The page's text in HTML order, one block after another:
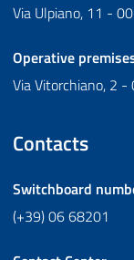
Via Ulpiano, 11 -
Operative
Via Vitorchiano, 2
Contacts
Switchboard
(+39) 06 68201